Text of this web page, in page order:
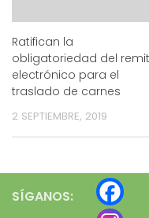
Ratifican la
obligatoriedad del
electrónico para el
traslado de carnes
2 SEPTIEMBRE, 2019
SÍGANOS: